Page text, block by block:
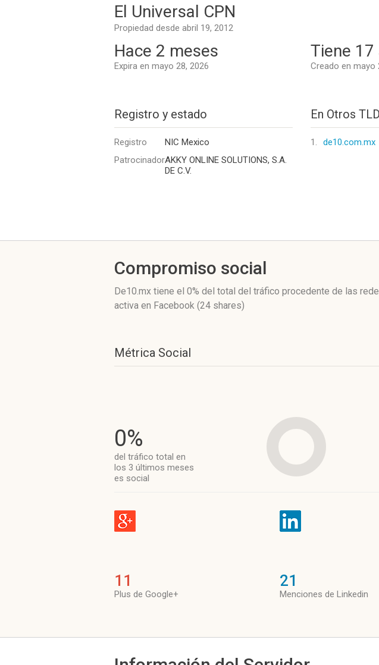
El Universal CPN
Propiedad desde abril 19, 2012
Hace 2 meses
Expira en mayo 28, 2026
Tiene 17
Creado en mayo
Registro y estado
Registro
NIC Mexico
PatrocinadorAKKY ONLINE SOLUTIONS, S.A.
DE C.V.
En Otros TLD
1. de10.com.mx
Compromiso social
De10.mx tiene el 0% del total del tráfico procedente de las
activa en Facebook (24 shares)
Métrica Social
0%
del tráfico total en
los 3 últimos meses
es social
11
Plus de Google+
21
Menciones de Linkedin